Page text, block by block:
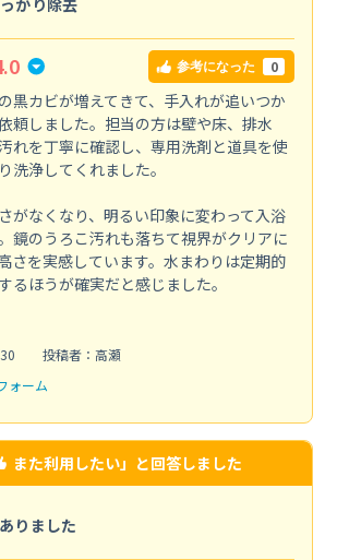
かり除去
参考になった 0
黒カビが増えてきて、手入れが追いつか
頼しました。担当の方は壁や床、排水
れを丁寧に確認し、専用洗剤と道具を使
洗浄してくれました。
がなくなり、明るい印象に変わって入浴
鏡のうろこ汚れも落ちて視界がクリアに
さを実感しています。水まわりは定期的
るほうが確実だと感じました。
投稿者：高瀬
ォーム
また利用したい」と回答しました
りました